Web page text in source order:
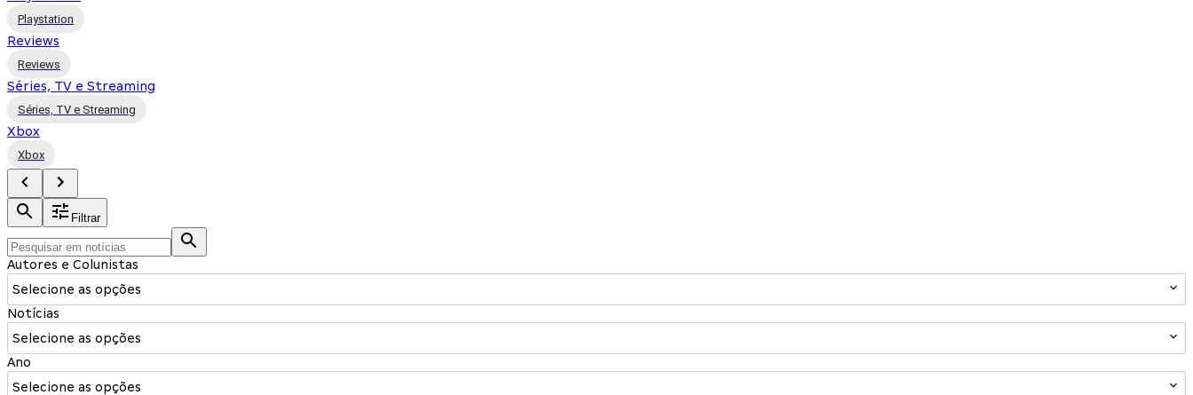
Playstation
Reviews
Reviews
Séries, TV e Streaming
Séries, TV e Streaming
Xbox
Xbox
Filtrar
Autores e Colunistas
Selecione as opções
Notícias
Selecione as opções
Ano
Selecione as opções